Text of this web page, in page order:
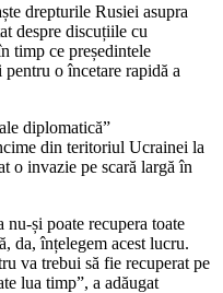
drepturile Rusiei asupra
despre discuțiile cu
timp ce președintele
o încetare rapidă a
diplomatică”
din teritoriul Ucrainei la
o invazie pe scară largă în
și poate recupera toate
da, înțelegem acest lucru.
va trebui să fie recuperat pe
lua timp”, a adăugat